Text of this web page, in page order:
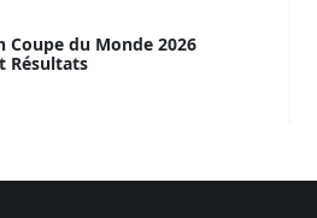
Coupe du Monde 2026
Résultats